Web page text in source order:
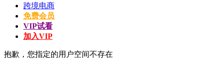
跨境电商
免费会员
VIP试看
加入VIP
抱歉，您指定的用户空间不存在